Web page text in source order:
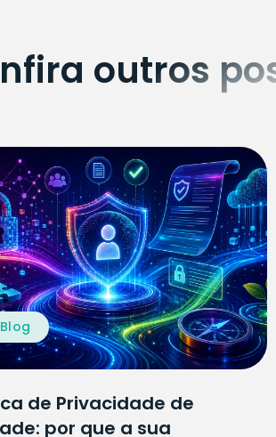
outros
Blog
de Privacidade de
por que a sua